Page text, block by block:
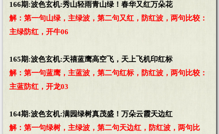
166期:波色玄机:秀山轻雨青山绿！春华又红万朵花
解：第一句山绿，主绿波，第二句又红，防红波，两句比较：
主绿防红，开牛06
165期:波色玄机:天禧蓝鹰高空飞，天上飞机印红标
解：第一句蓝鹰，主蓝波，第二句红标，防红波，两句比较：
主蓝防红，开龙03
164期:波色玄机:满园绿树真茂盛！万朵云霞天边红
解：第一句绿树，主绿波，第二句天边红，防红波，两句比